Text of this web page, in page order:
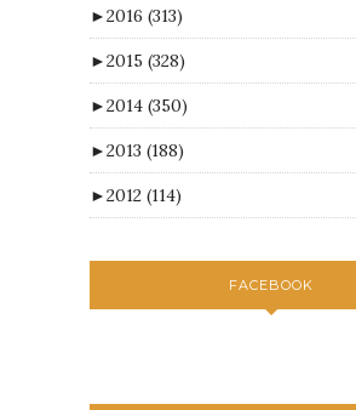
►2016 (313)
►2015 (328)
►2014 (350)
►2013 (188)
►2012 (114)
FACEBOOK